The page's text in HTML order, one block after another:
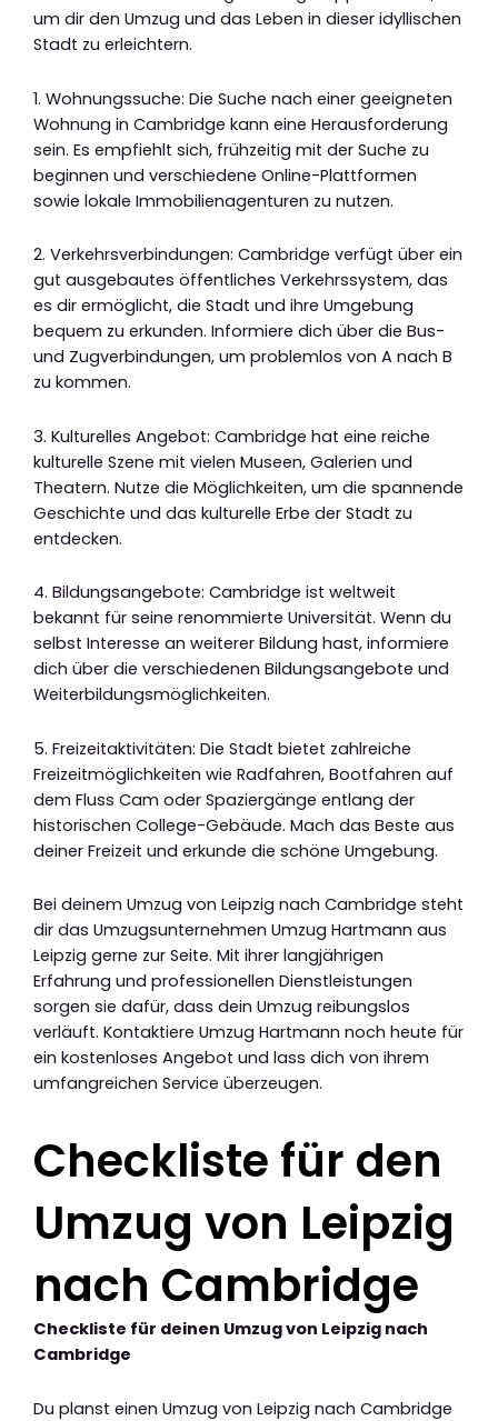
um dir den Umzug und das Leben in dieser idyllischen
Stadt zu erleichtern.
1. Wohnungssuche: Die Suche nach einer geeigneten
Wohnung in Cambridge kann eine Herausforderung
sein. Es empfiehlt sich, frühzeitig mit der Suche zu
beginnen und verschiedene Online-Plattformen
sowie lokale Immobilienagenturen zu nutzen.
2. Verkehrsverbindungen: Cambridge verfügt über ein
gut ausgebautes öffentliches Verkehrssystem, das
es dir ermöglicht, die Stadt und ihre Umgebung
bequem zu erkunden. Informiere dich über die Bus-
und Zugverbindungen, um problemlos von A nach B
zu kommen.
3. Kulturelles Angebot: Cambridge hat eine reiche
kulturelle Szene mit vielen Museen, Galerien und
Theatern. Nutze die Möglichkeiten, um die spannende
Geschichte und das kulturelle Erbe der Stadt zu
entdecken.
4. Bildungsangebote: Cambridge ist weltweit
bekannt für seine renommierte Universität. Wenn du
selbst Interesse an weiterer Bildung hast, informiere
dich über die verschiedenen Bildungsangebote und
Weiterbildungsmöglichkeiten.
5. Freizeitaktivitäten: Die Stadt bietet zahlreiche
Freizeitmöglichkeiten wie Radfahren, Bootfahren auf
dem Fluss Cam oder Spaziergänge entlang der
historischen College-Gebäude. Mach das Beste aus
deiner Freizeit und erkunde die schöne Umgebung.
Bei deinem Umzug von Leipzig nach Cambridge steht
dir das Umzugsunternehmen Umzug Hartmann aus
Leipzig gerne zur Seite. Mit ihrer langjährigen
Erfahrung und professionellen Dienstleistungen
sorgen sie dafür, dass dein Umzug reibungslos
verläuft. Kontaktiere Umzug Hartmann noch heute für
ein kostenloses Angebot und lass dich von ihrem
umfangreichen Service überzeugen.
Checkliste für den
Umzug von Leipzig
nach Cambridge
Checkliste für deinen Umzug von Leipzig nach
Cambridge
Du planst einen Umzug von Leipzig nach Cambridge